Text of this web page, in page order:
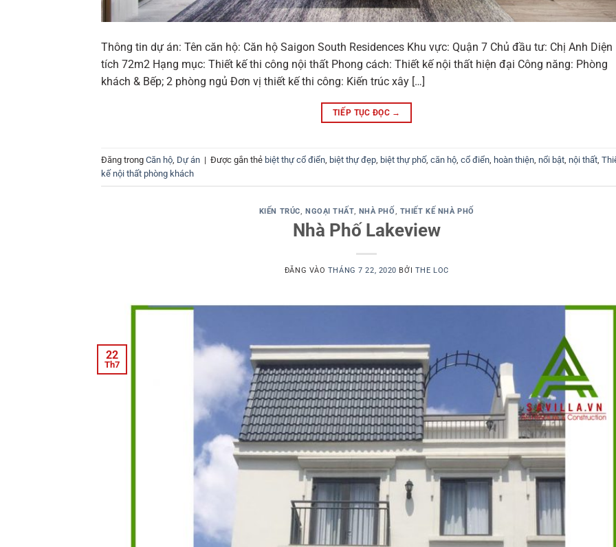
Thông tin dự án: Tên căn hộ: Căn hộ Saigon South Residences Khu vực: Quận 7 Chủ đầu tư: Chị Anh Diện
tích 72m2 Hạng mục: Thiết kế thi công nội thất Phong cách: Thiết kế nội thất hiện đại Công năng: Phòng
khách & Bếp; 2 phòng ngủ Đơn vị thiết kế thi công: Kiến trúc xây […]
TIẾP TỤC ĐỌC →
Đăng trong Căn hộ Dự án | Được gắn thẻ biệt thự cổ điển biệt thự đẹp biệt thự phố căn hộ cổ điển hoàn thiện nổi bật nội thất
kế nội thất phòng khách
KIẾN TRÚC, NGOẠI THẤT, NHÀ PHỐ, THIẾT KẾ NHÀ PHỐ
Nhà Phố Lakeview
ĐĂNG VÀO THÁNG 7 22, 2020 BỞI THE LOC
22
Th7